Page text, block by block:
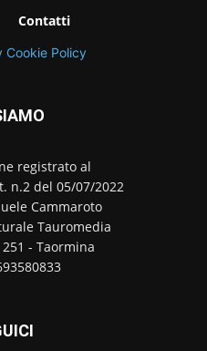
Contatti
Cookie Policy
registrato al
n.2 del 05/07/2022
Cammaroto
Tauromedia
- Taormina